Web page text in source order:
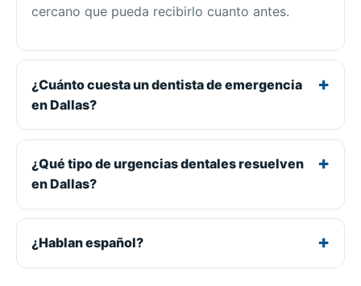
cercano que pueda recibirlo cuanto antes.
¿Cuánto cuesta un dentista de emergencia
en Dallas?
¿Qué tipo de urgencias dentales resuelven
en Dallas?
¿Hablan español?